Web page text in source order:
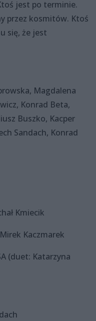
jest po terminie.
przez kosmitów. Ktoś
się, że jest
Magdalena
Konrad Beta,
Buszko, Kacper
Sandach, Konrad
Kmiecik
Kaczmarek
(duet: Katarzyna